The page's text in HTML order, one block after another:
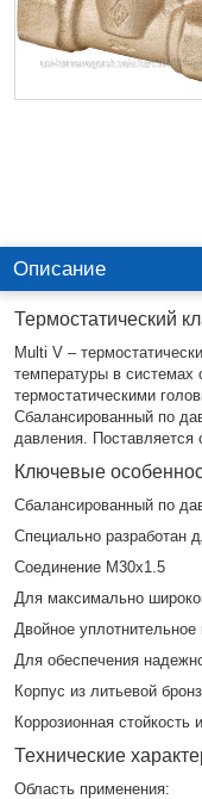
Описание
Термостатический
Multi V –
температуры в системах
термостатическими
Сбалансированный по
давления. Поставляется
Ключевые
Сбалансированный по
Специально разработан
Соединение M30x1.5
Для максимально
Двойное уплотнительное
Для обеспечения
Корпус из литьевой
Коррозионная стойкость
Технические
Область применения: